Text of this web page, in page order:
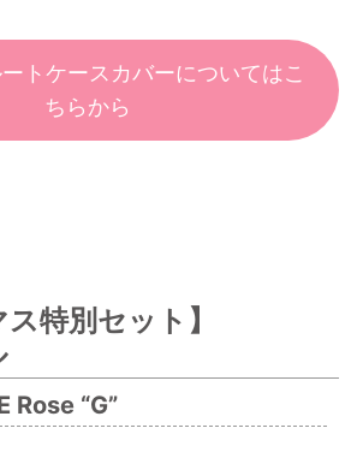
トケースカバーについてはこ
ちらから
特別セット 】
Rose “G”